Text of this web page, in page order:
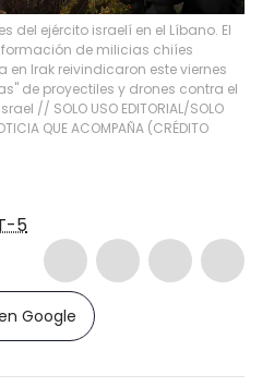
del ejército israelí en el Líbano. El
de milicias chiíes
Irak reivindicaron este viernes
de proyectiles y drones contra el
// SOLO USO EDITORIAL/SOLO
QUE ACOMPAÑA (CRÉDITO
5
Google